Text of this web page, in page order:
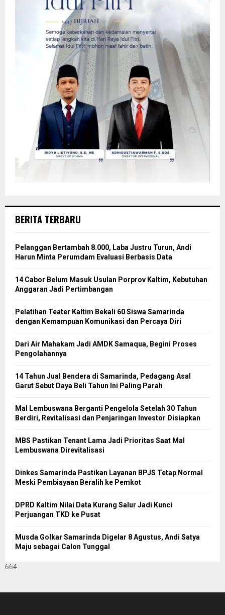
BERITA TERBARU
Pelanggan Bertambah 8.000, Laba Justru Turun, Andi
Harun Minta Perumdam Evaluasi Berbasis Data
14 Cabor Belum Masuk Usulan Porprov Kaltim, Kebutuhan
Anggaran Jadi Pertimbangan
Pelatihan Teater Kaltim Bekali 60 Siswa Samarinda
dengan Kemampuan Komunikasi dan Percaya Diri
Dari Air Mahakam Jadi AMDK Samaqua, Begini Proses
Pengolahannya
14 Tahun Jual Bendera di Samarinda, Pedagang Asal
Garut Sebut Daya Beli Tahun Ini Paling Parah
Mal Lembuswana Berganti Pengelola Setelah 30 Tahun
Berdiri, Revitalisasi dan Penjaringan Investor Disiapkan
MBS Pastikan Tenant Lama Jadi Prioritas Saat Mal
Lembuswana Direvitalisasi
Dinkes Samarinda Pastikan Layanan BPJS Tetap Normal
Meski Pembiayaan Beralih ke Pemkot
DPRD Kaltim Nilai Data Kurang Salur Jadi Kunci
Perjuangan TKD ke Pusat
Musda Golkar Samarinda Digelar 8 Agustus, Andi Satya
Maju sebagai Calon Tunggal
664